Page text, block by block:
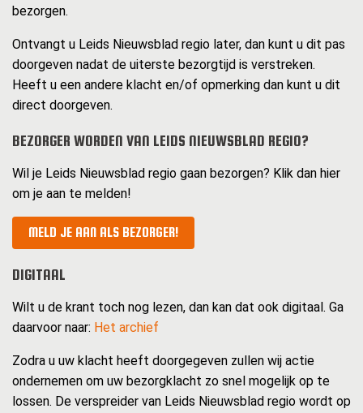
bezorgen.
Ontvangt u Leids Nieuwsblad regio later, dan kunt u dit pas
doorgeven nadat de uiterste bezorgtijd is verstreken.
Heeft u een andere klacht en/of opmerking dan kunt u dit
direct doorgeven.
BEZORGER WORDEN VAN LEIDS NIEUWSBLAD REGIO?
Wil je Leids Nieuwsblad regio gaan bezorgen? Klik dan hier
om je aan te melden!
MELD JE AAN ALS BEZORGER!
DIGITAAL
Wilt u de krant toch nog lezen, dan kan dat ook digitaal. Ga
daarvoor naar: Het archief
Zodra u uw klacht heeft doorgegeven zullen wij actie
ondernemen om uw bezorgklacht zo snel mogelijk op te
lossen. De verspreider van Leids Nieuwsblad regio wordt op